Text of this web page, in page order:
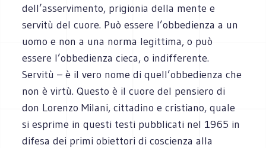
dell’asservimento, prigionia della mente e
servitù del cuore. Può essere l’obbedienza a un
uomo e non a una norma legittima, o può
essere l’obbedienza cieca, o indifferente.
Servitù – è il vero nome di quell’obbedienza che
non è virtù. Questo è il cuore del pensiero di
don Lorenzo Milani, cittadino e cristiano, quale
si esprime in questi testi pubblicati nel 1965 in
difesa dei primi obiettori di coscienza alla